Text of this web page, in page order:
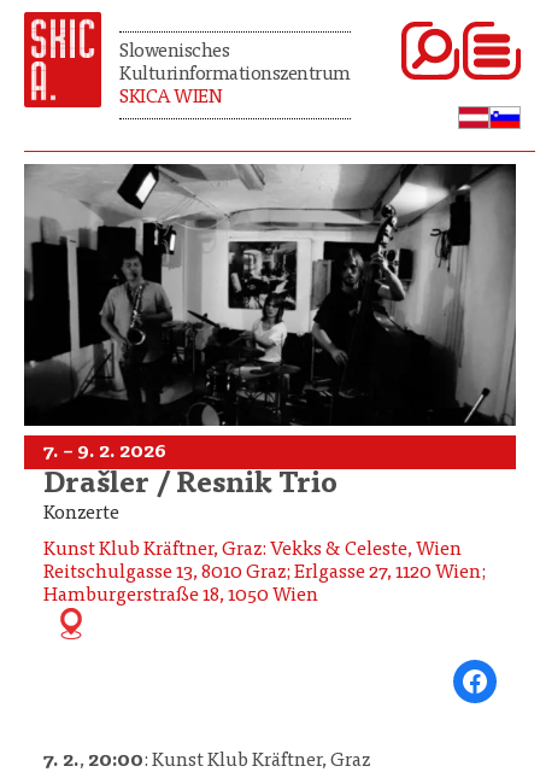
Slowenisches
Kulturinformationszentrum
SKICA WIEN
7. – 9. 2. 2026
Drašler / Resnik Trio
Konzerte
Kunst Klub Kräftner, Graz: Vekks & Celeste, Wien
Reitschulgasse 13, 8010 Graz; Erlgasse 27, 1120 Wien;
Hamburgerstraße 18, 1050 Wien
Share on
7. 2., 20:00: Kunst Klub Kräftner, Graz